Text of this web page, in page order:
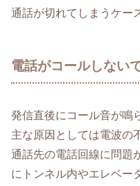
通話が切れてしまうケー
電話がコールしない
発信直後にコール音が鳴
主な原因としては電波の
通話先の電話回線に問題
にトンネル内やエレベー